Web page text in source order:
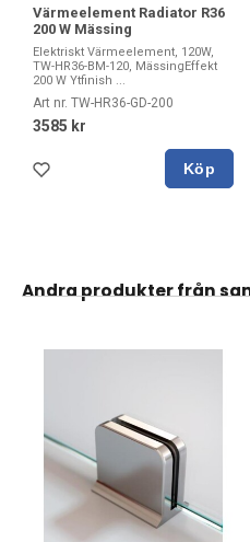
Värmeelement Radiator R36
200 W Mässing
Elektriskt Värmeelement, 120W,
TW-HR36-BM-120, MässingEffekt
200 W Ytfinish ...
Art nr. TW-HR36-GD-200
3585 kr
Köp
Andra produkter från